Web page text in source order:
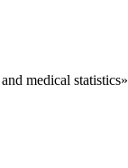
medical statistics»